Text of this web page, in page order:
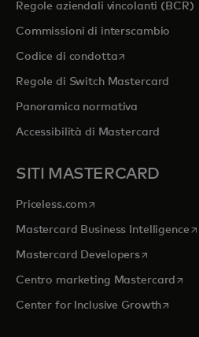
Regole aziendali vincolanti (BCR)
Commissioni di interscambio
Codice di condottasi apre in una
Regole di Switch Mastercard
Panoramica normativa
Accessibilità di Mastercard
SITI MASTERCARD
Priceless.com si apre in una nuova
Mastercard Business Intelligencesi
Mastercard Developerssi apre in
Centro marketing Mastercard si
Center for Inclusive Growthsi apre